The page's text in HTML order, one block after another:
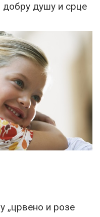
добру душу и срце
„црвено и розе